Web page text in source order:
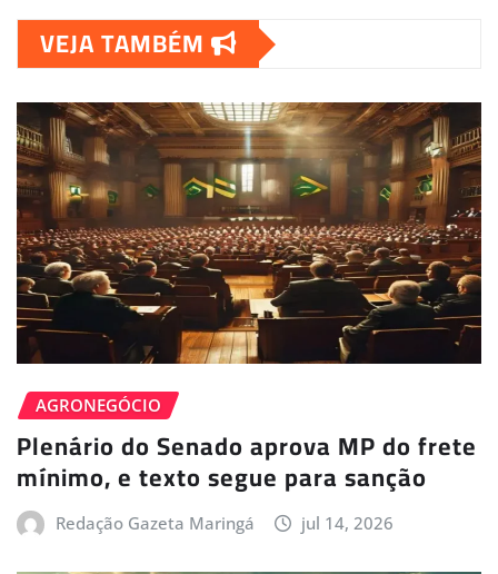
VEJA TAMBÉM
AGRONEGÓCIO
Plenário do Senado aprova MP do frete
mínimo, e texto segue para sanção
Redação Gazeta Maringá jul 14, 2026